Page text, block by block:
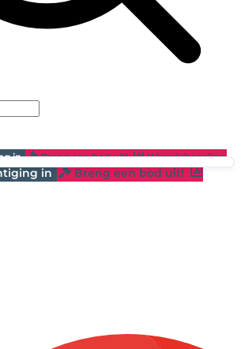
in Breng een bod uit! Waardebepaling
in
Breng een bod uit!